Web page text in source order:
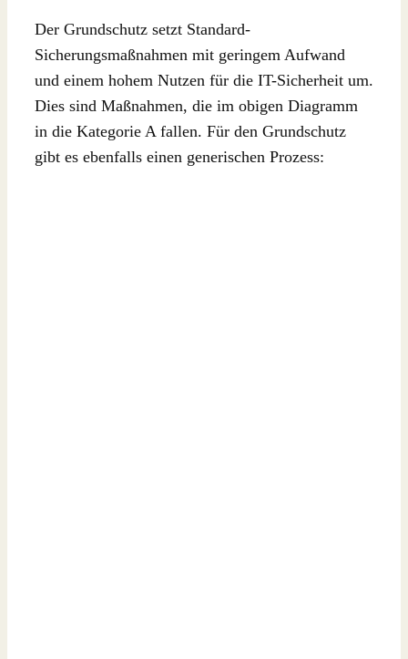
Der Grundschutz setzt Standard-
Sicherungsmaßnahmen mit geringem Aufwand
und einem hohem Nutzen für die IT-Sicherheit um.
Dies sind Maßnahmen, die im obigen Diagramm
in die Kategorie A fallen. Für den Grundschutz
gibt es ebenfalls einen generischen Prozess: